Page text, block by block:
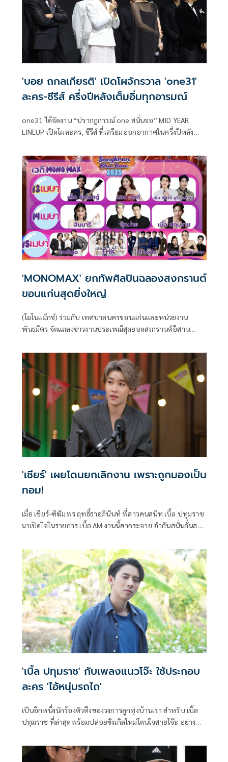
'บอย ถกลเกียรติ' เปิดโผจักรวาล 'one31'
ละคร-ซีรีส์ ครึ่งปีหลังเต็มอิ่มทุกอารมณ์
one31 ได้จัดงาน “ปรากฏการณ์ one สนั่นจอ” MID YEAR
LINEUP เปิดโผละคร, ซีรีส์ ที่เตรียมออกอากาศในครึ่งปีหลัง
รสชาติ พร้อมขนทัพนักแสดงมากฝีมือทั่วฟ้าเมืองไทย และนัก
แสดงรุ่นใหม่ที่น่าจับตามาประชันบทบาทกันอย่างคับคั่ง
'MONOMAX' ยกทัพศิลปินฉลองสงกรานต์
ขอนแก่นสุดยิ่งใหญ่
(โมโนแม็กซ์) ร่วมกับ เทศบาลนครขอนแก่นและหน่วยงาน
พันธมิตร จัดแถลงข่าวงานประเพณีสุดยอดสงกรานต์อีสาน
ภายใต้แนวคิด "สุขีวิถีไทย รวมใจถนนข้าวเหนียว เที่ยวสนุกสาด
ถึงแก่น" พร้อมยึดมั่นมาตรการ "สนุก ปลอดภัย ไร้แอลกอฮอล์"
เพื่อรักษาไว้ซึ่งรากเหง้าทางวัฒนธรรมอันดีงามของท้องถิ่น
'เชียร์' เผยโดนยกเลิกงาน เพราะถูกมองเป็น
ทอม!
เมื่อ เชียร์-ฑิฆัมพร ฤทธิ์ธาอภินันท์ พี่สาวคนสนิท เบิ้ล ปทุมราช
มาเปิดใจในรายการ เบิ้ล AM งานนี้ฮากระจาย อำกันสนั่นลั่นสตูฯ
สาวหล่อหรือเปล่า ตอบชัดตอนนี้คบได้ทั้งผู้หญิงและผู้ชาย ขอ
แค่มีความสบายใจ เผยเคยโดนยกเลิกงานเพราะถูกมองว่าเป็น
ทอม!
'เบิ้ล ปทุมราช' กับเพลงแนวโจ๊ะ ใช้ประกอบ
ละคร 'ไอ้หนุ่มรถไถ'
เป็นอีกหนึ่งนักร้องตัวตึงของวงการลูกทุ่งบ้านเรา สำหรับ เบิ้ล
ปทุมราช ที่ล่าสุดพร้อมปล่อยซิงเกิลใหม่โดนใจสายโจ๊ะ อย่าง
ในเครือ อาร์เอส กรุ๊ป ที่เจ้าตัวรับบท แคน พระเอกมาดกวนสุด
ฮา งานนี้เรื่องความอินในบทเพลงหายห่วงเพราะเป็นแนวเพลง